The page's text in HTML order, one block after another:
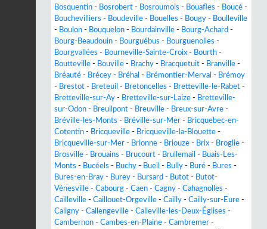
Bosquentin - Bosrobert - Bosroumois - Bouafles - Boucé -
Bouchevilliers - Boudeville - Bouelles - Bougy - Boulleville
- Boulon - Bouquelon - Bourdainville - Bourg-Achard -
Bourg-Beaudouin - Bourguébus - Bourguenolles -
Bourgvallées - Bourneville-Sainte-Croix - Bourth -
Boutteville - Bouville - Brachy - Bracquetuit - Branville -
Bréauté - Brécey - Bréhal - Brémontier-Merval - Brémoy
- Brestot - Breteuil - Bretoncelles - Bretteville-le-Rabet -
Bretteville-sur-Ay - Bretteville-sur-Laize - Bretteville-
sur-Odon - Breuilpont - Breuville - Breux-sur-Avre -
Bréville-les-Monts - Bréville-sur-Mer - Bricquebec-en-
Cotentin - Bricqueville - Bricqueville-la-Blouette -
Bricqueville-sur-Mer - Brionne - Briouze - Brix - Broglie -
Brosville - Brouains - Brucourt - Brullemail - Buais-Les-
Monts - Bucéels - Buchy - Bueil - Bully - Buré - Bures -
Bures-en-Bray - Burey - Bursard - Butot - Butot-
Vénesville - Cabourg - Caen - Cagny - Cahagnolles -
Cailleville - Caillouet-Orgeville - Cailly - Cailly-sur-Eure -
Caligny - Callengeville - Calleville-les-Deux-Églises -
Cambernon - Cambes-en-Plaine - Cambremer -